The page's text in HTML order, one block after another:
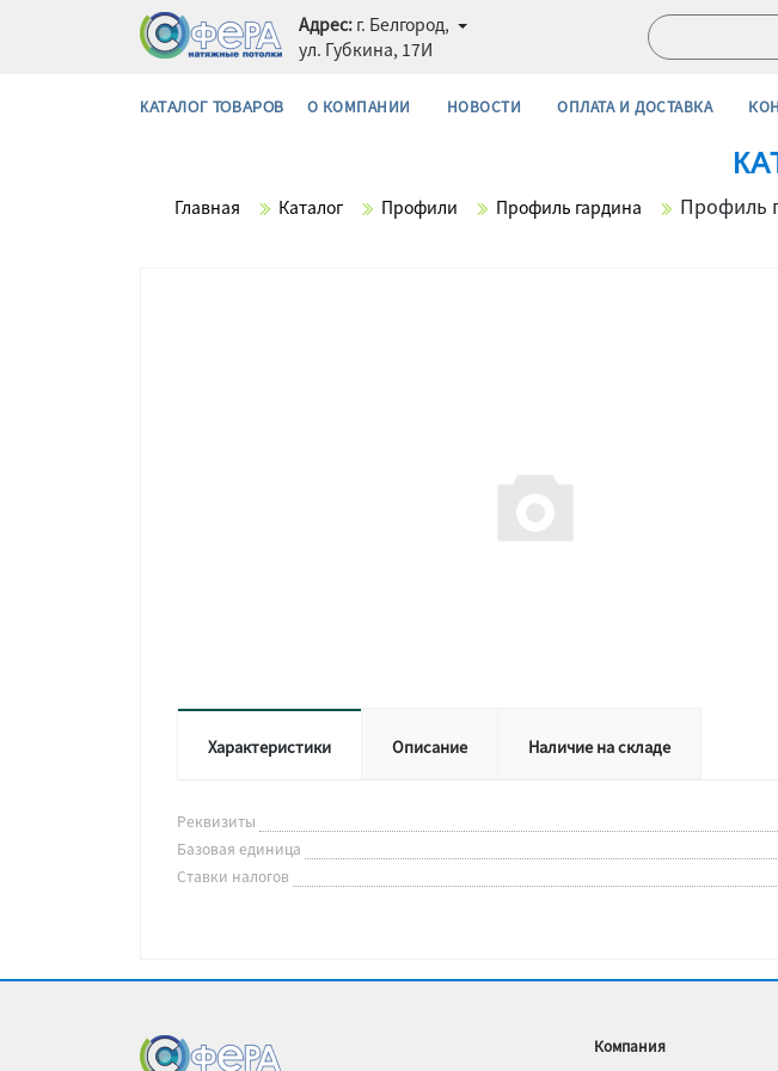
Адрес: г. Белгород,
ул. Губкина, 17И
КАТАЛОГ ТОВАРОВ О КОМПАНИИ НОВОСТИ ОПЛАТА И ДОСТАВКА
Главная Каталог Профили Профиль гардина Профиль
Характеристики Описание Наличие на складе
Реквизиты
Базовая единица
Ставки налогов
Компания